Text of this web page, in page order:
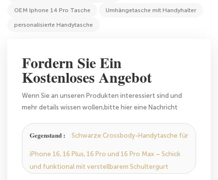
OEM Iphone 14 Pro Tasche Umhängetasche mit Handyhalter
personalisierte Handytasche
Fordern Sie Ein
Kostenloses Angebot
Wenn Sie an unseren Produkten interessiert sind und
mehr details wissen wollen,bitte hier eine Nachricht
können.
Gegenstand : Schwarze Crossbody-Handytasche für
iPhone 16, 16 Plus, 16 Pro und 16 Pro Max – Schick
und funktional mit verstellbarem Schultergurt